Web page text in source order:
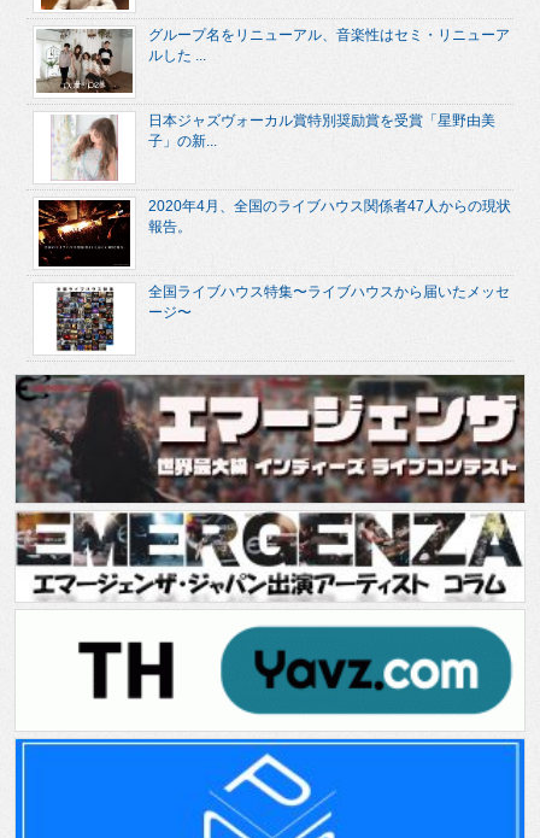
グループ名をリニューアル、音楽性はセミ・リニューア
ルした ...
日本ジャズヴォーカル賞特別奨励賞を受賞「星野由美
子」の新...
2020年4月、全国のライブハウス関係者47人からの現状
報告。
全国ライブハウス特集〜ライブハウスから届いたメッセ
ージ〜